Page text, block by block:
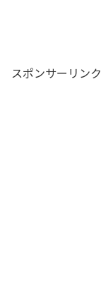
スポンサーリンク